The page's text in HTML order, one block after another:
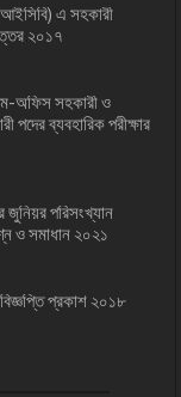
এ সহকারী
২০১৭
অফিস সহকারী ও
পদের ব্যবহারিক পরীক্ষার
জুনিয়র পরিসংখ্যান
ও সমাধান ২০২১
প্রকাশ ২০১৮